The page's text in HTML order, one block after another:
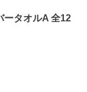
ータオルA 全12